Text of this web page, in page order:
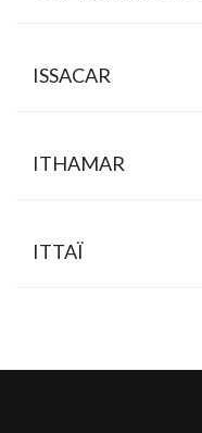
ISSACAR
ITHAMAR
ITTAÏ